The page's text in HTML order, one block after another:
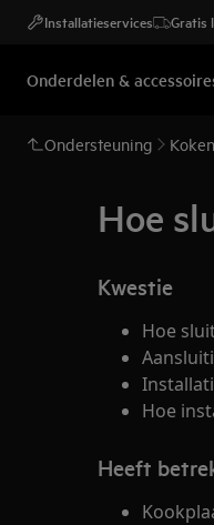
Installatieservices Gratis
Onderdelen &
Ondersteuning Koken
Hoe
Kwestie
Hoe
Hoe
Heeft